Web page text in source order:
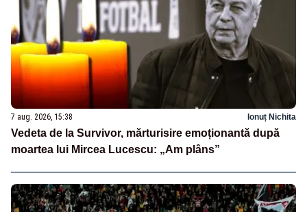
7 aug. 2026, 15:38 Ionuț Nichita
Vedeta de la Survivor, mărturisire emoționantă după
moartea lui Mircea Lucescu: „Am plâns”